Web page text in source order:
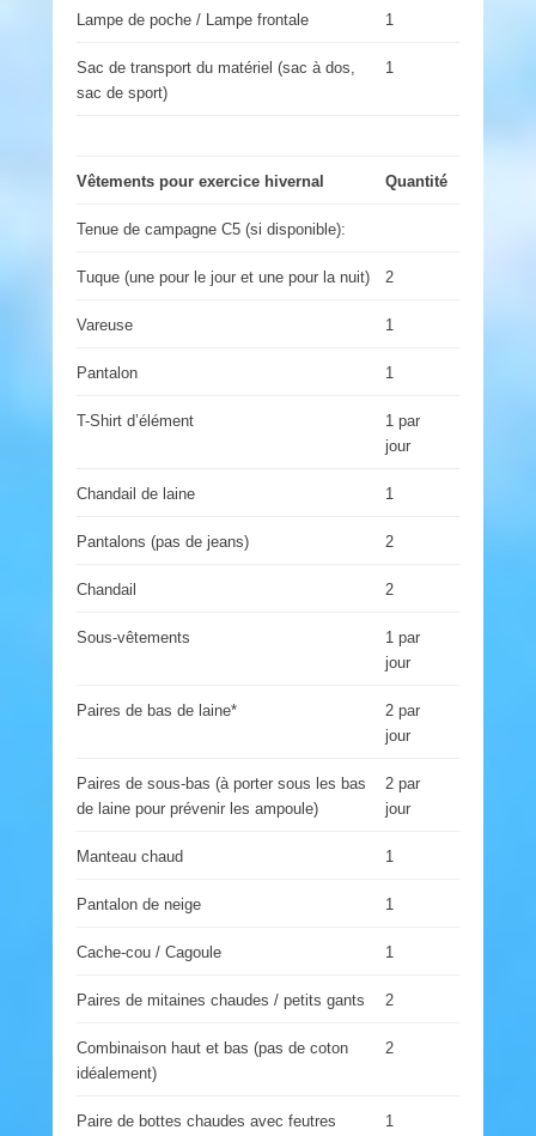
Lampe de poche / Lampe frontale 1
Sac de transport du matériel (sac à dos,
sac de sport)
1
Vêtements pour exercice hivernal Quantité
Tenue de campagne C5 (si disponible):
Tuque (une pour le jour et une pour la nuit) 2
Vareuse 1
Pantalon 1
T-Shirt d’élément
1 par
jour
Chandail de laine 1
Pantalons (pas de jeans) 2
Chandail 2
Sous-vêtements
1 par
jour
Paires de bas de laine*
2 par
jour
Paires de sous-bas (à porter sous les bas
de laine pour prévenir les ampoule)
2 par
jour
Manteau chaud 1
Pantalon de neige 1
Cache-cou / Cagoule 1
Paires de mitaines chaudes / petits gants 2
Combinaison haut et bas (pas de coton
idéalement)
2
Paire de bottes chaudes avec feutres
1